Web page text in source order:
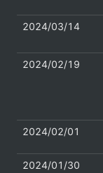
2024/03/14
2024/02/19
2024/02/01
2024/01/30